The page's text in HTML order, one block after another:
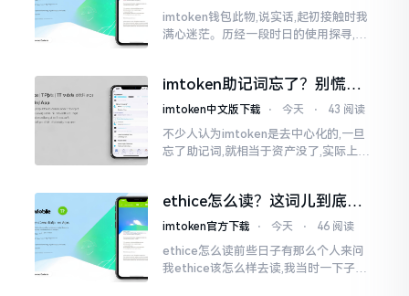
imtoken钱包此物,说实话,起初接触时我
满心迷茫。历经一段时日的使用探寻,我
李鹏
imtoken助记词忘了？别慌，
这招能救你
imtoken中文版下载 ⋅ 今天 ⋅ 43 阅读
不少人认为imtoken是去中心化的,一旦
忘了助记词,就相当于资产没了,实际上这
于网络连接状态
ethice怎么读？这词儿到底念
啥，别搞错了
imtoken官方下载 ⋅ 今天 ⋅ 46 阅读
ethice怎么读前些日子有那么个人来问
我ethice该怎么样去读,我当时一下子就